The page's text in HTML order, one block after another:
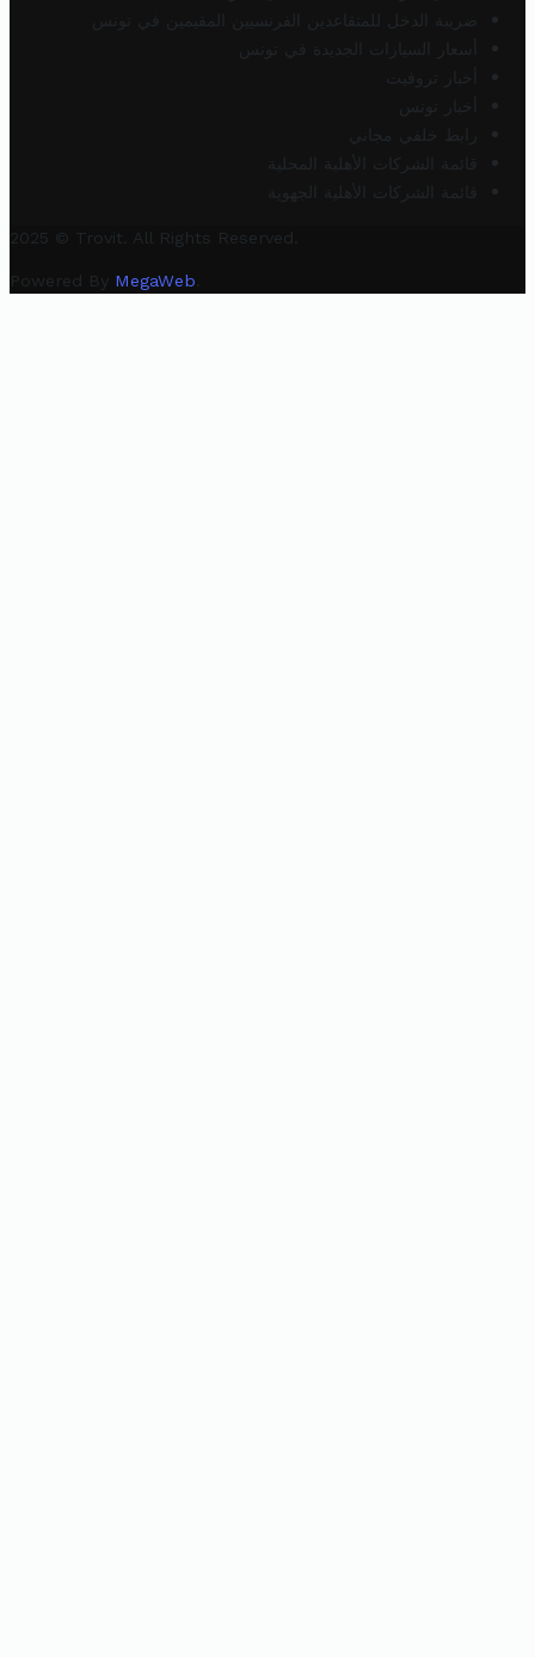
ضريبة الدخل للمتقاعدين الفرنسيين المقيمين في تونس
أسعار السيارات الجديدة في تونس
أخبار تروفيت
أخبار تونس
رابط خلفي مجاني
قائمة الشركات الأهلية المحلية
قائمة الشركات الأهلية الجهوية
2025 © Trovit. All Rights Reserved.
Powered By MegaWeb